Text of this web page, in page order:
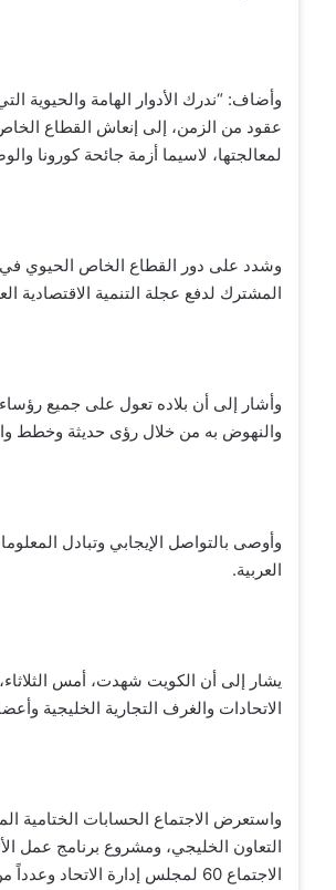
وأضاف: “ندرك الأدوار الهامة والحيوية
عقود من الزمن، إلى إنعاش القطاع
لمعالجتها، لاسيما أزمة جائحة كورونا
وشدد على دور القطاع الخاص الحيوي في
المشترك لدفع عجلة التنمية الاقتصادية
وأشار إلى أن بلاده تعول على جميع رؤساء
والنهوض به من خلال رؤى حديثة وخطط
وأوصى بالتواصل الإيجابي وتبادل
العربية.
الاتحادات والغرف التجارية الخليجية
الاجتماع 60 لمجلس إدارة الاتحاد وعدداً من الموضوعات ذات الصلة بمسيرة العمل الاقتصادي الخليجي المشترك.